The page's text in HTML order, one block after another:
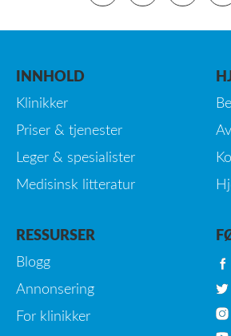
INNHOLD
Klinikker
Priser & tjenester
Leger & spesialister
Medisinsk litteratur
RESSURSER
Blogg
Annonsering
For klinikker